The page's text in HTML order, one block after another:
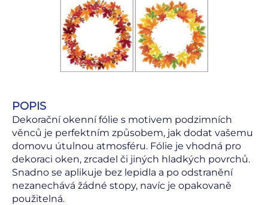
POPIS
Dekorační okenní fólie s motivem podzimních
věnců je perfektním způsobem, jak dodat vašemu
domovu útulnou atmosféru. Fólie je vhodná pro
dekoraci oken, zrcadel či jiných hladkých povrchů.
Snadno se aplikuje bez lepidla a po odstranění
nezanechává žádné stopy, navíc je opakovaně
použitelná.